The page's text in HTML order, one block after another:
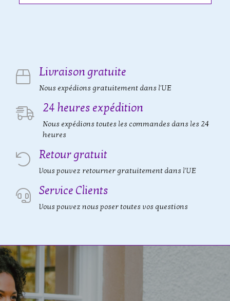
Livraison gratuite
Nous expédions gratuitement dans l'UE
24 heures expédition
Nous expédions toutes les commandes dans les 24
heures
Retour gratuit
Vous pouvez retourner gratuitement dans l'UE
Service Clients
Vous pouvez nous poser toutes vos questions